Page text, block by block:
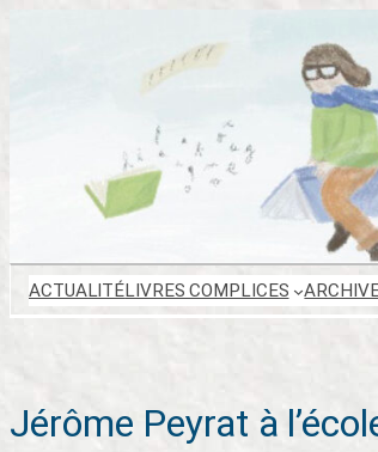
ACTUALITÉLIVRES COMPLICES
Jérôme Peyrat à